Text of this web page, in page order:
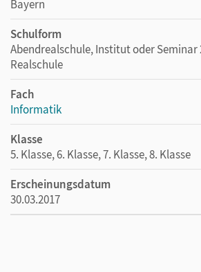
Bayern
Schulform
Abendrealschule, Institut oder Seminar
Realschule
Fach
Informatik
Klasse
5. Klasse, 6. Klasse, 7. Klasse, 8. Klasse
Erscheinungsdatum
30.03.2017